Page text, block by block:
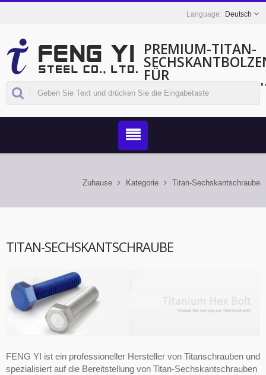
Deutsch
PREMIUM-TITAN-
FÜR
ANWENDUNGEN.
Zuhause Kategorie Titan-Sechskantschraube
TITAN-SECHSKANTSCHRAUBE
FENG YI ist ein professioneller Hersteller von Titanschrauben und
spezialisiert auf die Bereitstellung von Titan-Sechskantschrauben